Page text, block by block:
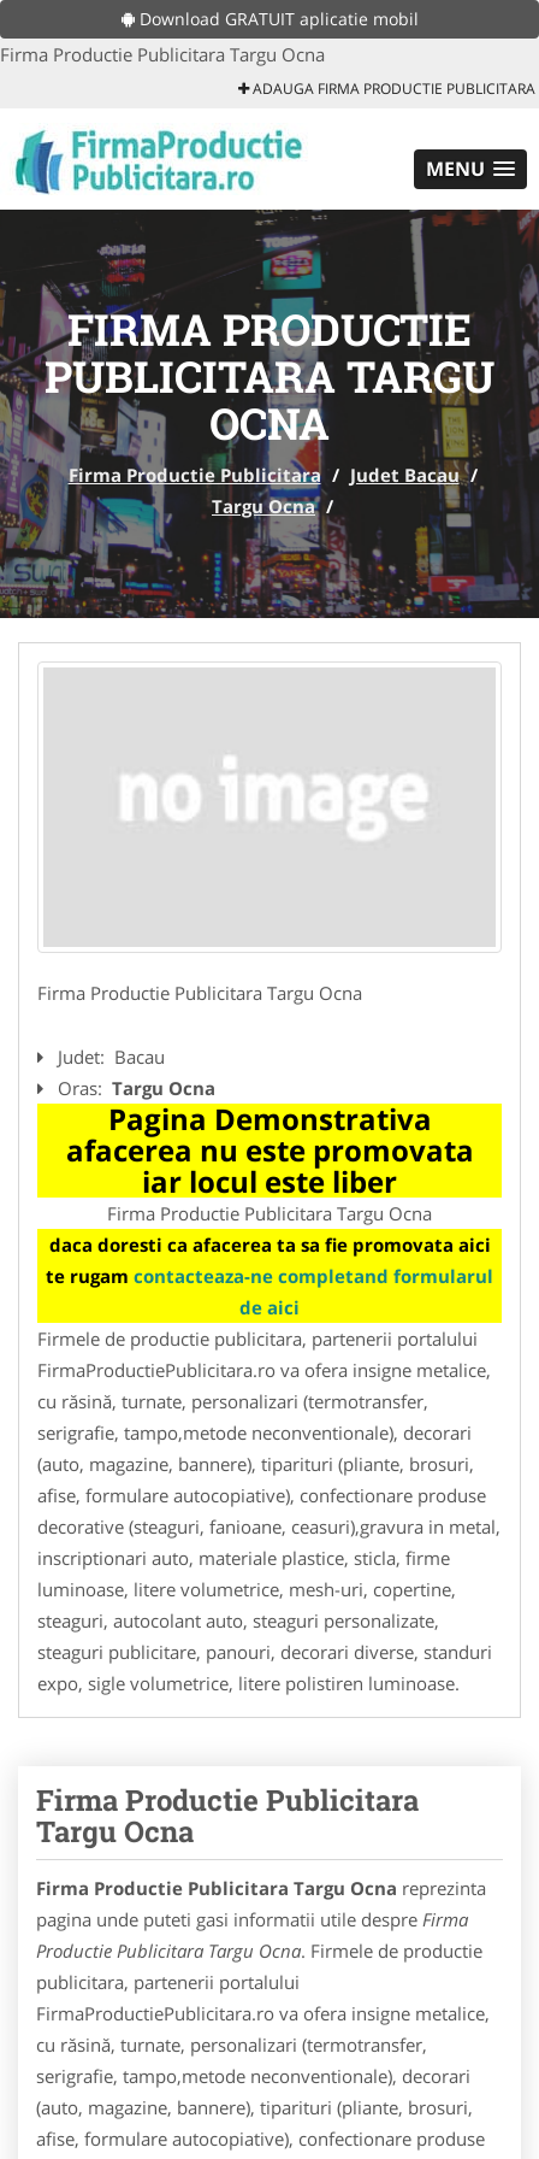
Download GRATUIT aplicatie mobil
Firma Productie Publicitara Targu Ocna
ADAUGA FIRMA PRODUCTIE PUBLICITARA
MENU
FIRMA PRODUCTIE
PUBLICITARA TARGU
OCNA
Firma Productie Publicitara / Judet Bacau /
Targu Ocna /
Firma Productie Publicitara Targu Ocna
Judet: Bacau
Oras: Targu Ocna
Pagina Demonstrativa
afacerea nu este promovata
iar locul este liber
Firma Productie Publicitara Targu Ocna
daca doresti ca afacerea ta sa fie promovata aici
te rugam contacteaza-ne completand formularul
de aici
Firmele de productie publicitara, partenerii portalului
FirmaProductiePublicitara.ro va ofera insigne metalice,
cu răsină, turnate, personalizari (termotransfer,
serigrafie, tampo,metode neconventionale), decorari
(auto, magazine, bannere), tiparituri (pliante, brosuri,
afise, formulare autocopiative), confectionare produse
decorative (steaguri, fanioane, ceasuri),gravura in metal,
inscriptionari auto, materiale plastice, sticla, firme
luminoase, litere volumetrice, mesh-uri, copertine,
steaguri, autocolant auto, steaguri personalizate,
steaguri publicitare, panouri, decorari diverse, standuri
expo, sigle volumetrice, litere polistiren luminoase.
Firma Productie Publicitara
Targu Ocna
Firma Productie Publicitara Targu Ocna reprezinta
pagina unde puteti gasi informatii utile despre Firma
Productie Publicitara Targu Ocna. Firmele de productie
publicitara, partenerii portalului
FirmaProductiePublicitara.ro va ofera insigne metalice,
cu răsină, turnate, personalizari (termotransfer,
serigrafie, tampo,metode neconventionale), decorari
(auto, magazine, bannere), tiparituri (pliante, brosuri,
afise, formulare autocopiative), confectionare produse